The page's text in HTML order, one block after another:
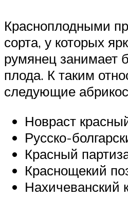
Красноплодными
сорта, у которых
румянец занимает
плода. К таким
следующие
Новраст
Русско-
Красный
Краснощекий
Нахичеванский